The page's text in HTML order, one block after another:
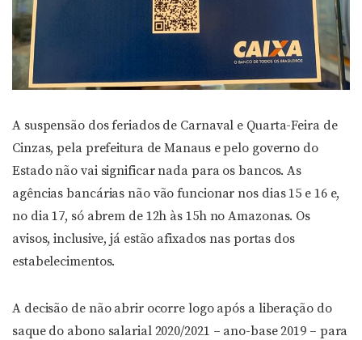
A suspensão dos feriados de Carnaval e Quarta-Feira de
Cinzas, pela prefeitura de Manaus e pelo governo do
Estado não vai significar nada para os bancos. As
agências bancárias não vão funcionar nos dias 15 e 16 e,
no dia 17, só abrem de 12h às 15h no Amazonas. Os
avisos, inclusive, já estão afixados nas portas dos
estabelecimentos.
A decisão de não abrir ocorre logo após a liberação do
saque do abono salarial 2020/2021 – ano-base 2019 – para